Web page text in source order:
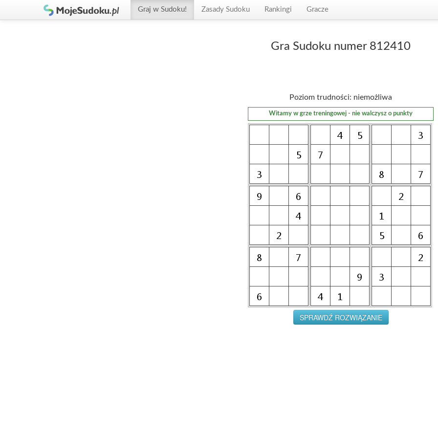
Graj w Sudoku! Zasady Sudoku Rankingi Gracze
Gra Sudoku numer 812410
Poziom trudności: niemożliwa
Witamy w grze treningowej - nie walczysz o punkty